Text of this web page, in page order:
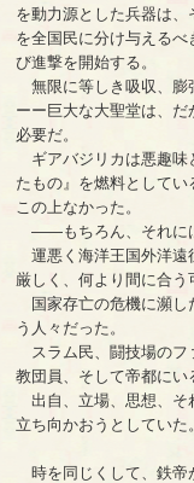
を動力源とした兵器は
を全国民に分け与える
び進撃を開始する。
無限に等しき吸収、膨
ーー巨大な大聖堂は、
必要だ。
ギアバジリカは悪趣味
たもの』を燃料として
この上なかった。
――もちろん、それに
運悪く海洋王国外洋遠
厳しく、何より間に合う
国家存亡の危機に瀕し
う人々だった。
スラム民、闘技場のフ
教団員、そして帝都にい
出自、立場、思想、そ
立ち向かおうとしていた。
時を同じくして、鉄帝